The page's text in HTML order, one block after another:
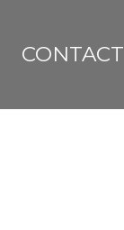
CONTACT